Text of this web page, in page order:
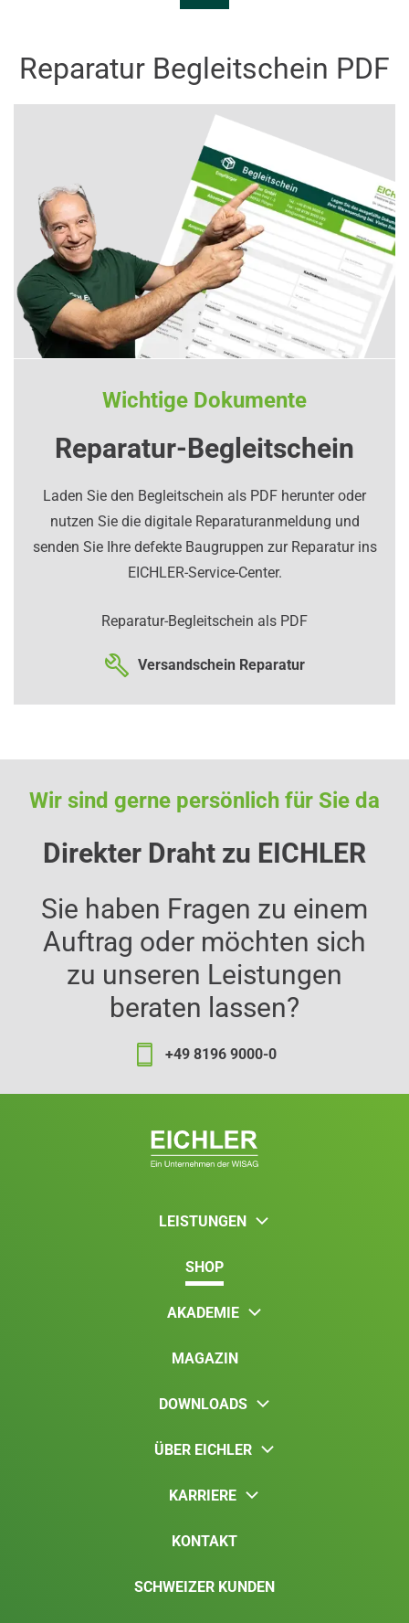
Reparatur Begleitschein PDF
Wichtige Dokumente
Reparatur-Begleitschein
Laden Sie den Begleitschein als PDF herunter oder
nutzen Sie die digitale Reparaturanmeldung und
senden Sie Ihre defekte Baugruppen zur Reparatur ins
EICHLER-Service-Center.
Reparatur-Begleitschein als PDF
Versandschein Reparatur
Wir sind gerne persönlich für Sie da
Direkter Draht zu EICHLER
Sie haben Fragen zu einem
Auftrag oder möchten sich
zu unseren Leistungen
beraten lassen?
+49 8196 9000-0
LEISTUNGEN
SHOP
AKADEMIE
MAGAZIN
DOWNLOADS
ÜBER EICHLER
KARRIERE
KONTAKT
SCHWEIZER KUNDEN